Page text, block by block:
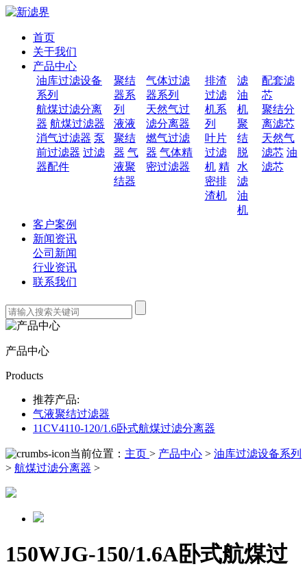
首页
关于我们
产品中心
油库过滤设备
系列
航煤过滤分离
器 航煤过滤器
消气过滤器 泵
前过滤器 过滤
器配件
聚结
器系
列
液液
聚结
器 气
液聚
结器
气体过滤
器系列
天然气过
滤分离器
燃气过滤
器 气体精
密过滤器
排渣
过滤
机系
列
叶片
过滤
机 精
密排
渣机
滤
油
机
聚
结
脱
水
滤
油
机
配套滤
芯
聚结分
离滤芯
天然气
滤芯 油
滤芯
客户案例
新闻资讯
公司新闻
行业资讯
联系我们
产品中心
Products
推荐产品:
气液聚结过滤器
11CV4110-120/1.6卧式航煤过滤分离器
当前位置： 主页 > 产品中心 > 油库过滤设备系列
> 航煤过滤分离器 >
150WJG-150/1.6A卧式航煤过